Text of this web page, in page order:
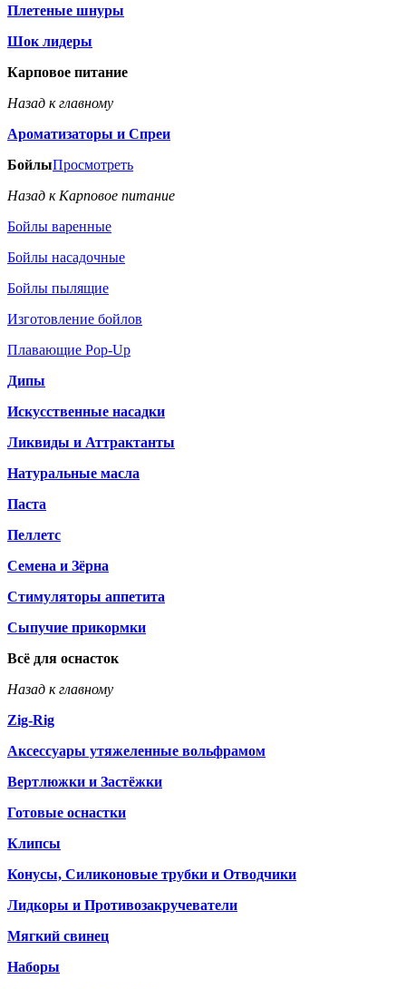
Плетеные шнуры
Шок лидеры
Карповое питание
Назад к главному
Ароматизаторы и Спреи
БойлыПросмотреть
Назад к Карповое питание
Бойлы варенные
Бойлы насадочные
Бойлы пылящие
Изготовление бойлов
Плавающие Pop-Up
Дипы
Искусственные насадки
Ликвиды и Аттрактанты
Натуральные масла
Паста
Пеллетс
Семена и Зёрна
Стимуляторы аппетита
Сыпучие прикормки
Всё для оснасток
Назад к главному
Zig-Rig
Аксессуары утяжеленные вольфрамом
Вертлюжки и Застёжки
Готовые оснастки
Клипсы
Конусы, Силиконовые трубки и Отводчики
Лидкоры и Противозакручеватели
Мягкий свинец
Наборы